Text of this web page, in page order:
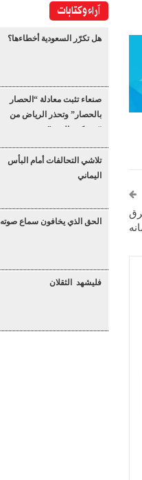
آراء وكتابات
هل تكرّر السعودية أخطاءها؟
صنعاء تثبت معادلة “الحصار
بالحصار” وتحذر الرياض من
“عسكرة البحر”
تلاشي التحالفات أمام البأس
اليماني
الحق الذي يخافون سماع صوته
فليشهد الثقلان